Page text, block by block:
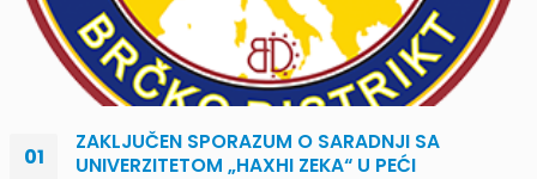
01
ZAKLJUČEN SPORAZUM O SARADNJI SA
UNIVERZITETOM „HAXHI ZEKA“ U PEĆI